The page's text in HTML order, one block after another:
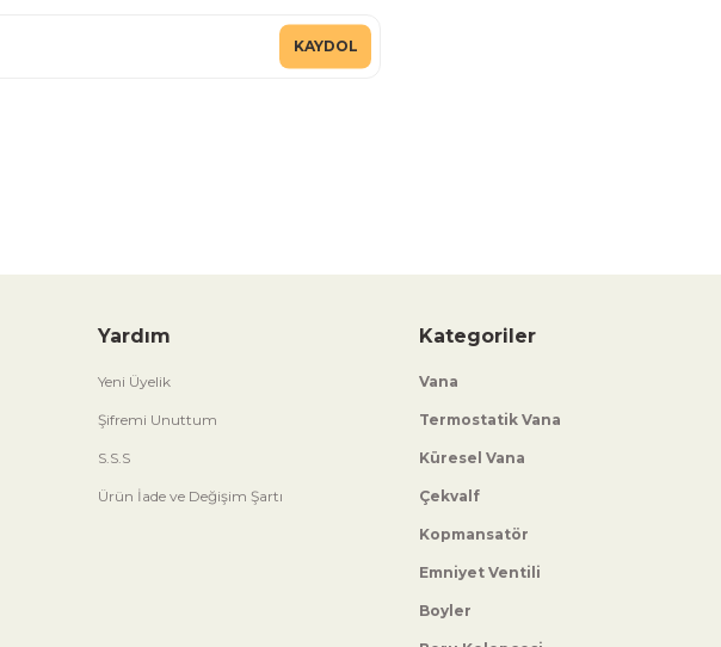
KAYDOL
Yardım
Yeni Üyelik
Şifremi Unuttum
S.S.S
Ürün İade ve Değişim Şartı
Kategoriler
Vana
Termostatik Vana
Küresel Vana
Çekvalf
Kopmansatör
Emniyet Ventili
Boyler